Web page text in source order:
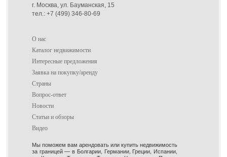
г. Москва, ул. Бауманская, 15
тел.: +7 (499) 346-80-69
О нас
Каталог недвижимости
Интересные предложения
Заявка на покупку/аренду
Страны
Вопрос-ответ
Новости
Статьи и обзоры
Видео
Мы поможем вам арендовать или купить недвижимость
за границей — в Болгарии, Германии, Греции, Испании,